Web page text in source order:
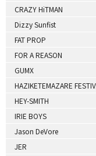
CRAZY HiTMAN
Dizzy Sunfist
FAT PROP
FOR A REASON
GUMX
HAZIKETEMAZARE
HEY-SMITH
IRIE BOYS
Jason DeVore
JER